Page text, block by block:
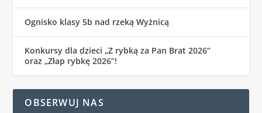
Ognisko klasy 5b nad rzeką Wyżnicą
Konkursy dla dzieci „Z rybką za Pan Brat 2026”
oraz „Złap rybkę 2026”!
OBSERWUJ NAS